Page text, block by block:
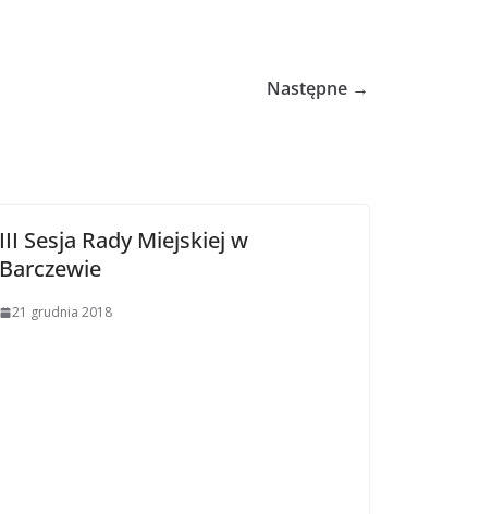
Następne →
III Sesja Rady Miejskiej w
Barczewie
21 grudnia 2018